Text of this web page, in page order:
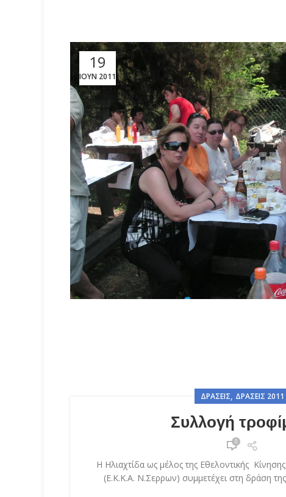
19
ΙΟΎΝ 2011
ΔΡΆΣΕΙΣ, ΔΡΆΣΕΙΣ 2011
Συλλογή
0
Η Ηλιαχτίδα ως μέλος της Εθελοντικής
(Ε.Κ.Κ.Α. Ν.Σερρων) συμμετέχει στη δράση